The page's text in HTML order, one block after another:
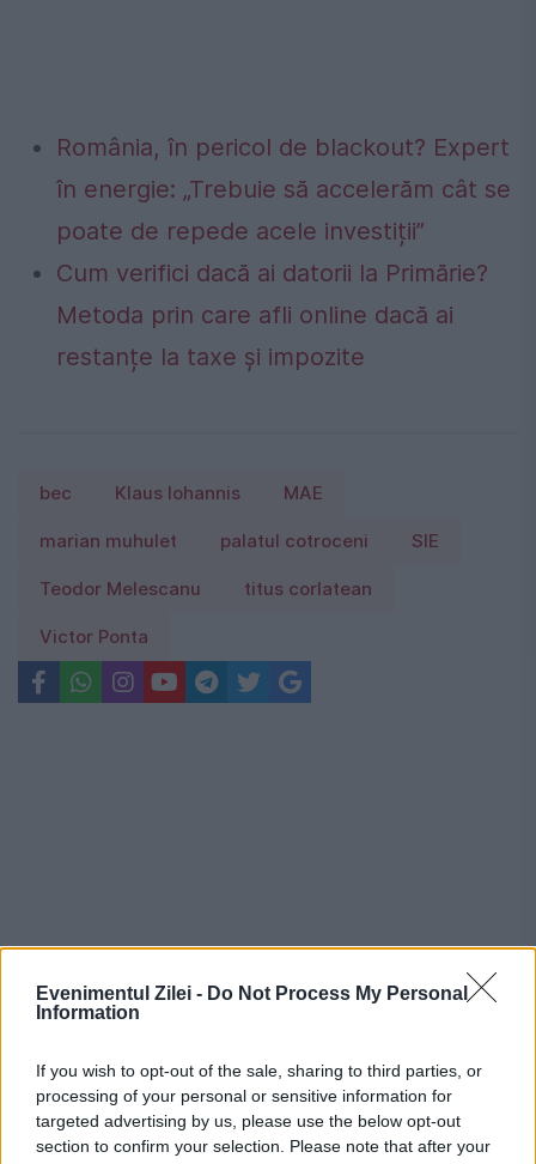
Evenimentul Zilei - Do Not Process My Personal
Information
If you wish to opt-out of the sale, sharing to third parties, or
processing of your personal or sensitive information for
targeted advertising by us, please use the below opt-out
section to confirm your selection. Please note that after your
România, în pericol de blackout? Expert
în energie: „Trebuie să accelerăm cât se
poate de repede acele investiții”
Cum verifici dacă ai datorii la Primărie?
Metoda prin care afli online dacă ai
restanțe la taxe și impozite
bec Klaus Iohannis MAE
marian muhulet palatul cotroceni SIE
Teodor Melescanu titus corlatean
Victor Ponta
Recomandările noastre